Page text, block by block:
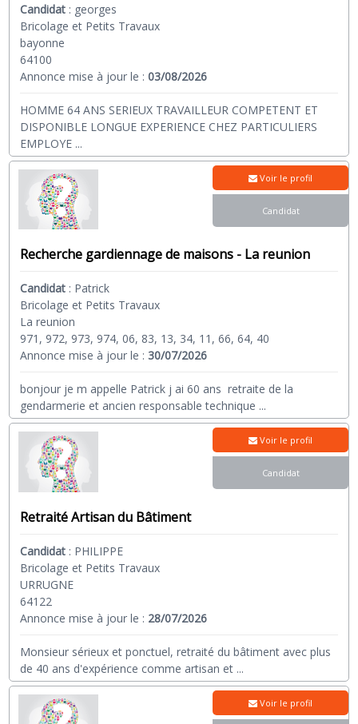
Candidat : georges
Bricolage et Petits Travaux
bayonne
64100
Annonce mise à jour le :03/08/2026
HOMME 64 ANS SERIEUX TRAVAILLEUR COMPETENT ET
DISPONIBLE LONGUE EXPERIENCE CHEZ PARTICULIERS
EMPLOYE ...
Recherche gardiennage de maisons - La reunion
Candidat : Patrick
Bricolage et Petits Travaux
La reunion
971, 972, 973, 974, 06, 83, 13, 34, 11, 66, 64, 40
Annonce mise à jour le :30/07/2026
bonjour je m appelle Patrick j ai 60 ans retraite de la
gendarmerie et ancien responsable technique ...
Voir le profil
Candidat
Retraité Artisan du Bâtiment
Candidat : PHILIPPE
Bricolage et Petits Travaux
URRUGNE
64122
Annonce mise à jour le : 28/07/2026
Monsieur sérieux et ponctuel, retraité du bâtiment avec plus
de 40 ans d'expérience comme artisan et ...
Voir le profil
Candidat
Voir le profil